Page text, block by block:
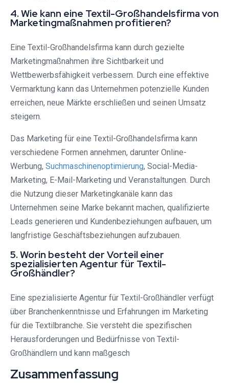
4. Wie kann eine Textil-Großhandelsfirma von
Marketingmaßnahmen profitieren?
Eine Textil-Großhandelsfirma kann durch gezielte
Marketingmaßnahmen ihre Sichtbarkeit und
Wettbewerbsfähigkeit verbessern. Durch eine effektive
Vermarktung kann das Unternehmen potenzielle Kunden
erreichen, neue Märkte erschließen und seinen Umsatz
steigern.
Das Marketing für eine Textil-Großhandelsfirma kann
verschiedene Formen annehmen, darunter Online-
Werbung, Suchmaschinenoptimierung, Social-Media-
Marketing, E-Mail-Marketing und Veranstaltungen. Durch
die Nutzung dieser Marketingkanäle kann das
Unternehmen seine Marke bekannt machen, qualifizierte
Leads generieren und Kundenbeziehungen aufbauen, um
langfristige Geschäftsbeziehungen aufzubauen.
5. Worin besteht der Vorteil einer
spezialisierten Agentur für Textil-
Großhändler?
Eine spezialisierte Agentur für Textil-Großhändler verfügt
über Branchenkenntnisse und Erfahrungen im Marketing
für die Textilbranche. Sie versteht die spezifischen
Herausforderungen und Bedürfnisse von Textil-
Großhändlern und kann maßgesch
Zusammenfassung